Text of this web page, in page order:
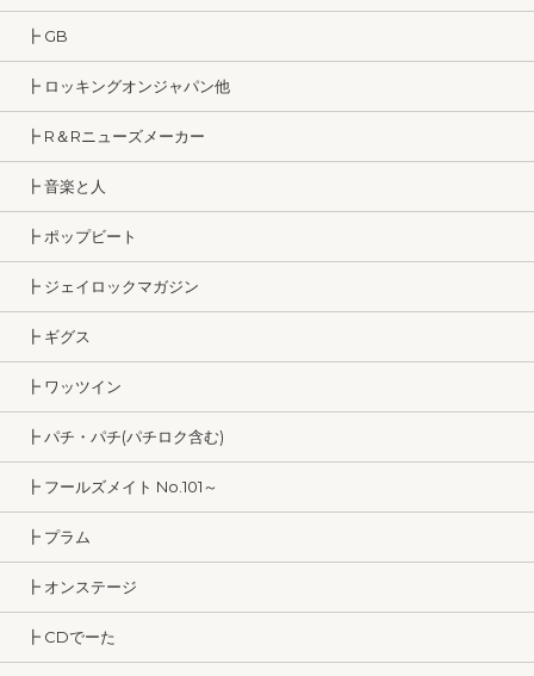
┣ GB
┣ ロッキングオンジャパン他
┣ R＆Rニューズメーカー
┣ 音楽と人
┣ ポップビート
┣ ジェイロックマガジン
┣ ギグス
┣ ワッツイン
┣ パチ・パチ(パチロク含む)
┣ フールズメイト No.101～
┣ プラム
┣ オンステージ
┣ CDでーた